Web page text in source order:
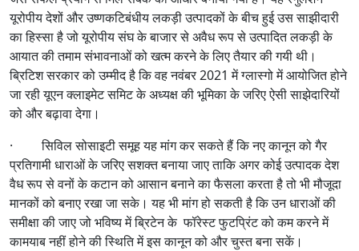
यूरोपीय देशों और उष्णकटिबंधीय लकड़ी उत्पादकों के बीच हुई उस साझीदारी
का हिस्सा है जो यूरोपीय संघ के बाजार से अवैध रूप से उत्पादित लकड़ी के
आयात की तमाम संभावनाओं को खत्म करने के लिए तैयार की गयी थी।
ब्रिटिश सरकार को उम्मीद है कि वह नवंबर 2021 में ग्लास्गो में आयोजित होने
जा रही यूएन क्लाइमेट समिट के अध्यक्ष की भूमिका के जरिए ऐसी साझेदारियों
को और बढ़ावा देगा।
· सिविल सोसाइटी समूह यह मांग कर सकते हैं कि नए कानून को गैर
प्रतिगामी धाराओं के जरिए सशक्त बनाया जाए ताकि अगर कोई उत्पादक देश
वैध रूप से वनों के कटान को आसान बनाने का फैसला करता है तो भी मौजूदा
मानकों को बनाए रखा जा सके। यह भी मांग हो सकती है कि उन धाराओं की
समीक्षा की जाए जो भविष्य में ब्रिटेन के फॉरेस्ट फुटप्रिंट को कम करने में
कामयाब नहीं होने की स्थिति में इस कानून को और चुस्त बना सकें।